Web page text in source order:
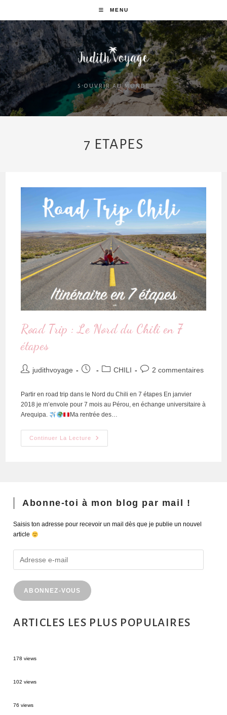
MENU
S'OUVRIR AU MONDE
7 ETAPES
Road Trip : Le Nord du Chili en 7
étapes
judithvoyage CHILI 2 commentaires
Partir en road trip dans le Nord du Chili en 7 étapes En janvier
2018 je m’envole pour 7 mois au Pérou, en échange universitaire à
Arequipa.
Ma rentrée des…
Continuer La Lecture
Abonne-toi à mon blog par mail !
Saisis ton adresse pour recevoir un mail dès que je publie un nouvel
article
ABONNEZ-VOUS
ARTICLES LES PLUS POPULAIRES
178 views
102 views
76 views